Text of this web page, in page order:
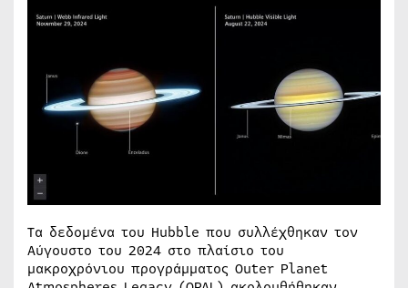
Τα δεδομένα του Hubble που συλλέχθηκαν τον
Αύγουστο του 2024 στο πλαίσιο του
μακροχρόνιου προγράμματος Outer Planet